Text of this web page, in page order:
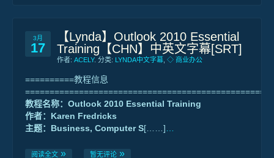
3月
17
【Lynda】Outlook 2010 Essential
Training【CHN】中英文字幕[SRT]
作者: ACELY. 分类: LYNDA中文字幕 ◇ 商业办公
==========教程信息
教程名称：Outlook 2010 Essential Training
作者：Karen Fredricks
主题：Business, Computer S[……]
阅读全文 暂无评论